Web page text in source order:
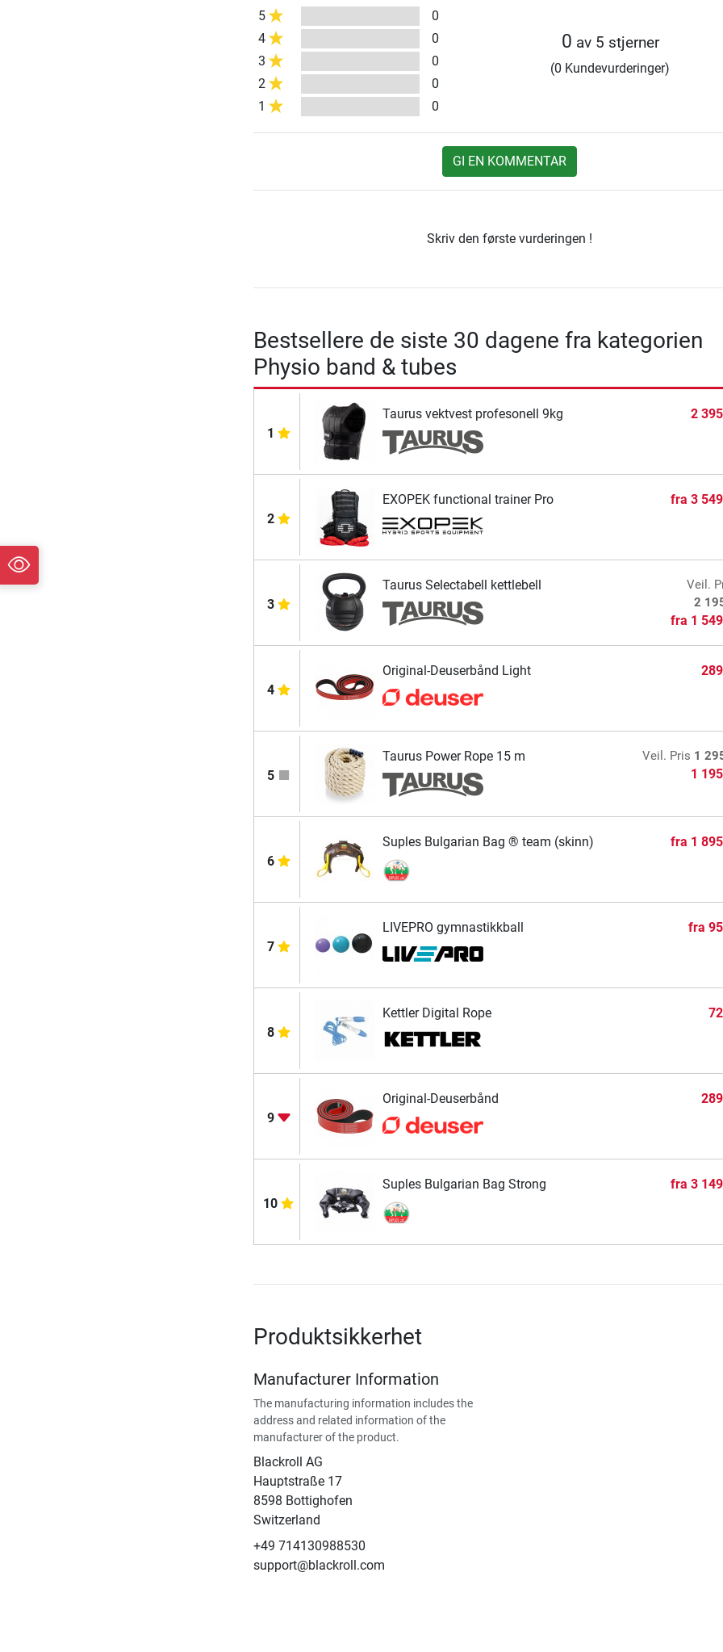
5
0
4
0
3
0
2
0
1
0
0 av 5 stjerner
(0 Kundevurderinger)
GI EN KOMMENTAR
Skriv den første vurderingen !
Bestsellere de siste 30 dagene fra kategorien
Physio band & tubes
1
Taurus vektvest profesonell 9kg 2
2
EXOPEK functional trainer Pro fra3
3
Taurus Selectabell kettlebell
Veil.
2
fra 1
4
Original-Deuserbånd Light
5
Taurus Power Rope 15 m Veil. Pris 1
1
6
Suples Bulgarian Bag ® team (skinn) fra 1
7
LIVEPRO gymnastikkball fra
8
Kettler Digital Rope
9
Original-Deuserbånd
10
Suples Bulgarian Bag Strong fra3
Produktsikkerhet
Manufacturer Information
The manufacturing information includes the
address and related information of the
manufacturer of the product.
Blackroll AG
Hauptstraße 17
8598 Bottighofen
Switzerland
+49 714130988530
support@blackroll.com